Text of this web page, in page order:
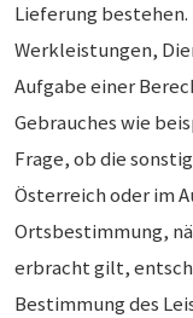
Lieferung bestehen.
Werkleistungen,
Aufgabe einer
Gebrauches wie
Frage, ob die
Österreich oder im
Ortsbestimmung,
erbracht gilt,
Bestimmung des